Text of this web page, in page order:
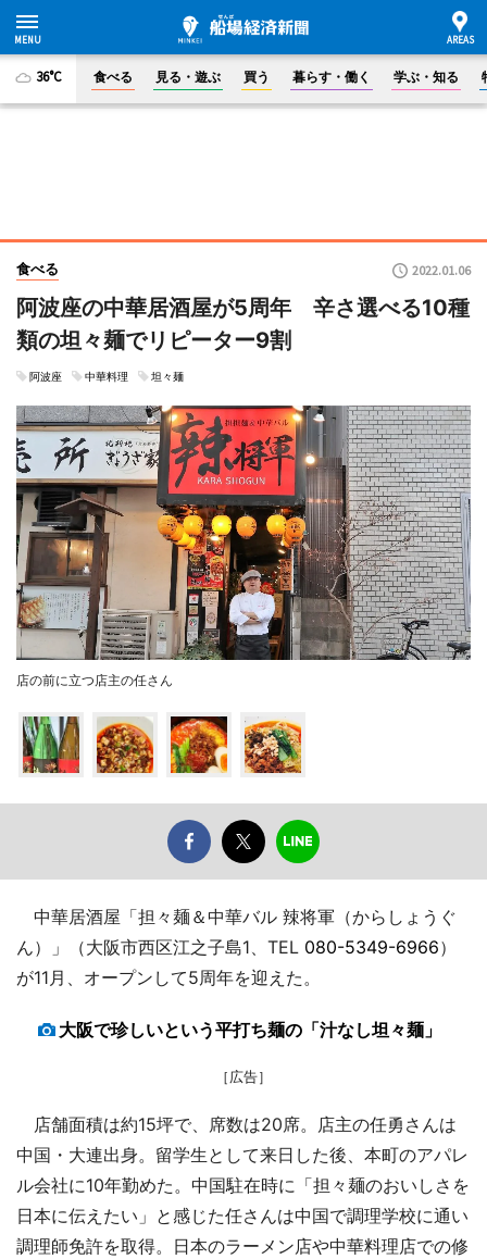
36°C 食べる 見る・遊ぶ 買う 暮らす・働く 学ぶ・知る
食べる 2022.01.06
阿波座の中華居酒屋が5周年 辛さ選べる10種
類の坦々麺でリピーター9割
阿波座 中華料理 坦々麺
店の前に立つ店主の任さん
中華居酒屋「担々麺＆中華バル 辣将軍（からしょうぐ
ん）」（大阪市西区江之子島1、TEL 080-5349-6966）
が11月、オープンして5周年を迎えた。
大阪で珍しいという平打ち麺の「汁なし坦々麺」
［広告］
店舗面積は約15坪で、席数は20席。店主の任勇さんは
中国・大連出身。留学生として来日した後、本町のアパレ
ル会社に10年勤めた。中国駐在時に「担々麺のおいしさを
日本に伝えたい」と感じた任さんは中国で調理学校に通い
調理師免許を取得。日本のラーメン店や中華料理店での修